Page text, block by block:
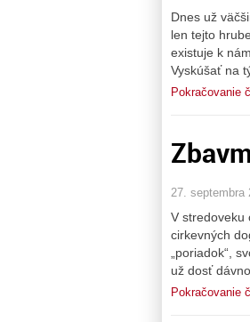
Dnes už
len tejto
existuje k
Vyskúšať na
Pokračovanie
27. septembra
V stredoveku
cirkevných
„poriadok“,
už dosť
Pokračovanie